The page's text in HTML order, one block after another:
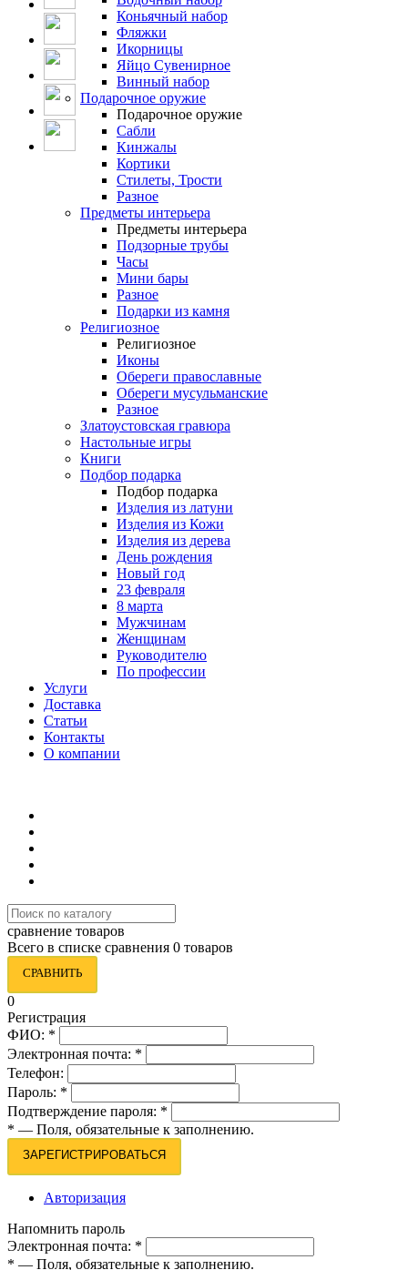
Коньячный набор
Фляжки
Икорницы
Яйцо Сувенирное
Винный набор
Подарочное оружие
Подарочное оружие
Сабли
Кинжалы
Кортики
Стилеты, Трости
Разное
Предметы интерьера
Предметы интерьера
Подзорные трубы
Часы
Мини бары
Разное
Подарки из камня
Религиозное
Религиозное
Иконы
Обереги православные
Обереги мусульманские
Разное
Златоустовская гравюра
Настольные игры
Книги
Подбор подарка
Подбор подарка
Изделия из латуни
Изделия из Кожи
Изделия из дерева
День рождения
Новый год
23 февраля
8 марта
Мужчинам
Женщинам
Руководителю
По профессии
Услуги
Доставка
Статьи
Контакты
О компании
сравнение товаров
Всего в списке сравнения 0 товаров
СРАВНИТЬ
0
Регистрация
ФИО: *
Электронная почта: *
Телефон:
Пароль: *
Подтверждение пароля: *
* — Поля, обязательные к заполнению.
ЗАРЕГИСТРИРОВАТЬСЯ
Авторизация
Напомнить пароль
Электронная почта: *
* — Поля, обязательные к заполнению.